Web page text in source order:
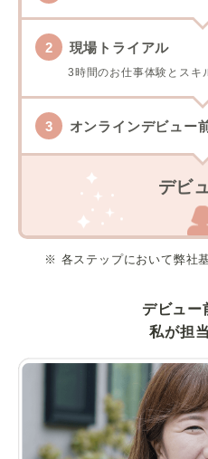
現場トライアル
3時間のお仕事体験とスキ
オンラインデビュー
デビ
※ 各ステップにおいて弊社
デビュー
私が担